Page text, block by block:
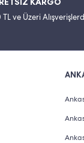
TL ve Üzeri